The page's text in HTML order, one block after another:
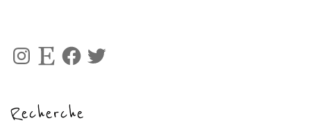
Instagram
Etsy Facebook
Twitter
Recherche